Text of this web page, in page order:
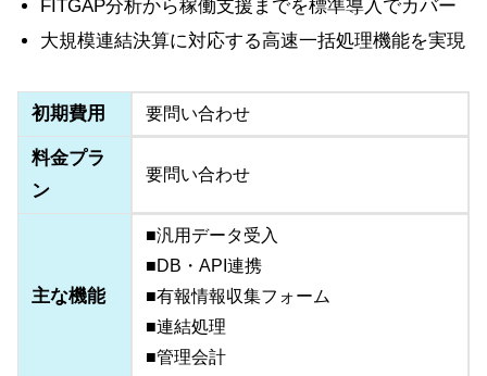
FITGAP分析から稼働支援までを標準導入でカバー
大規模連結決算に対応する高速一括処理機能を実現
初期費用 要問い合わせ
料金プラ
ン
要問い合わせ
主な機能
■汎用データ受入
■DB・API連携
■有報情報収集フォーム
■連結処理
■管理会計